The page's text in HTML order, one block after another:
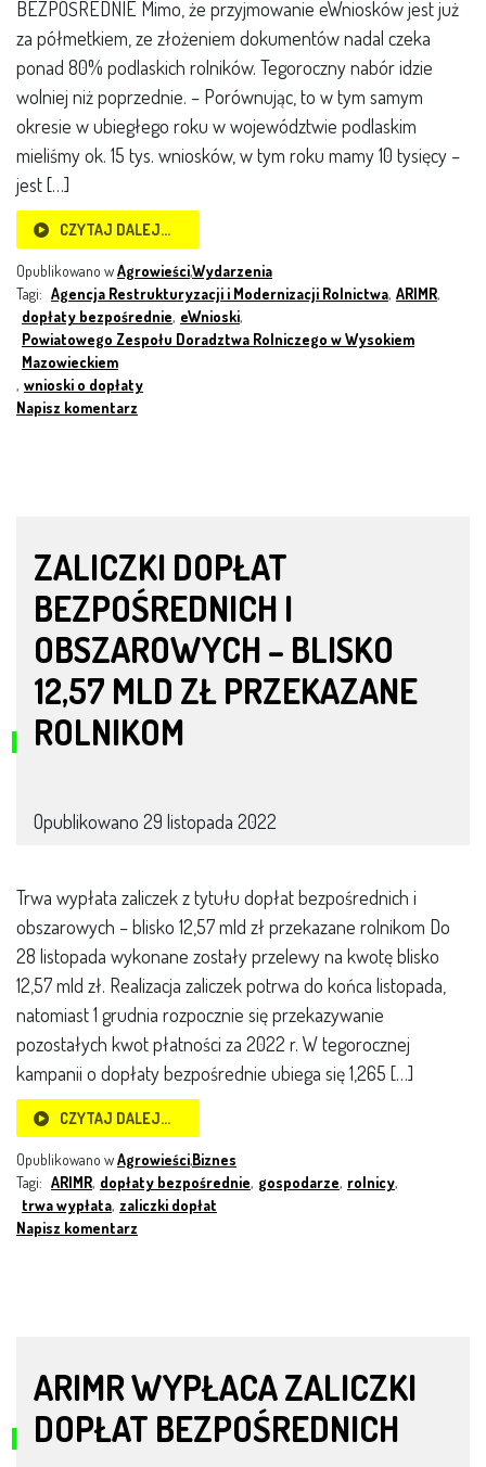
BEZPOŚREDNIE Mimo, że przyjmowanie eWniosków jest już
za półmetkiem, ze złożeniem dokumentów nadal czeka
ponad 80% podlaskich rolników. Tegoroczny nabór idzie
wolniej niż poprzednie. – Porównując, to w tym samym
okresie w ubiegłego roku w województwie podlaskim
mieliśmy ok. 15 tys. wniosków, w tym roku mamy 10 tysięcy –
jest […]
CZYTAJ DALEJ…
Opublikowano wAgrowieści,Wydarzenia
Tagi: Agencja Restrukturyzacji i Modernizacji Rolnictwa, ARIMR,
dopłaty bezpośrednie, eWnioski,
Powiatowego Zespołu Doradztwa Rolniczego w Wysokiem
Mazowieckiem
, wnioski o dopłaty
Napisz komentarz
ZALICZKI DOPŁAT
BEZPOŚREDNICH I
OBSZAROWYCH – BLISKO
12,57 MLD ZŁ PRZEKAZANE
ROLNIKOM
Opublikowano 29 listopada 2022
Trwa wypłata zaliczek z tytułu dopłat bezpośrednich i
obszarowych – blisko 12,57 mld zł przekazane rolnikom Do
28 listopada wykonane zostały przelewy na kwotę blisko
12,57 mld zł. Realizacja zaliczek potrwa do końca listopada,
natomiast 1 grudnia rozpocznie się przekazywanie
pozostałych kwot płatności za 2022 r. W tegorocznej
kampanii o dopłaty bezpośrednie ubiega się 1,265 […]
CZYTAJ DALEJ…
Opublikowano wAgrowieści,Biznes
Tagi: ARIMR, dopłaty bezpośrednie, gospodarze, rolnicy,
trwa wypłata, zaliczki dopłat
Napisz komentarz
ARIMR WYPŁACA ZALICZKI
DOPŁAT BEZPOŚREDNICH